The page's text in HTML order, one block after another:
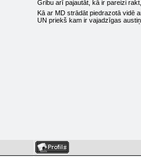
Gribu arī pajautāt, kā ir pareizi
Kā ar MD strādāt piedrazotā vidē
UN priekš kam ir vajadzīgas